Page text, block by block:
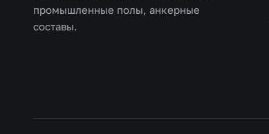
промышленные полы, анкерные
составы.